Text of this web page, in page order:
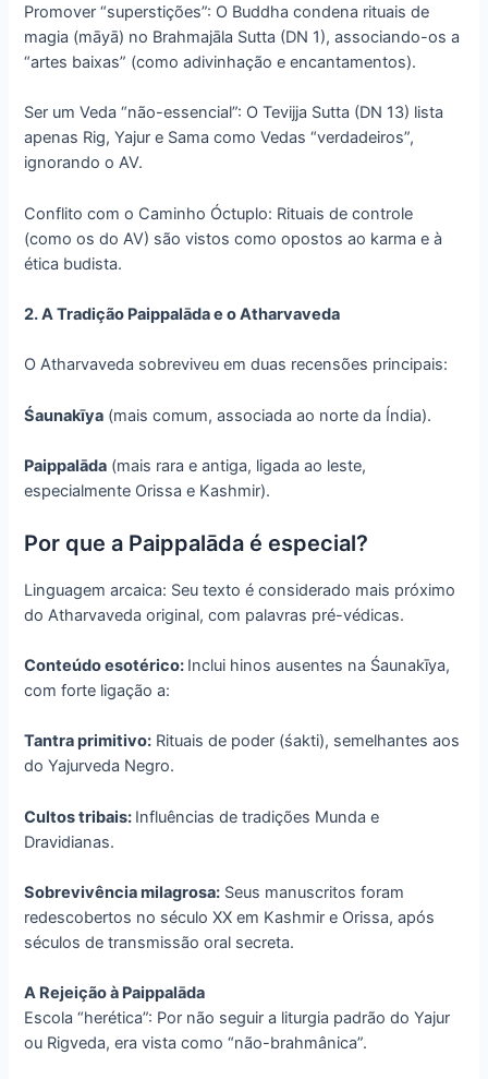
Promover “superstições”: O Buddha condena rituais de
magia (māyā) no Brahmajāla Sutta (DN 1), associando-os a
“artes baixas” (como adivinhação e encantamentos).
Ser um Veda “não-essencial”: O Tevijja Sutta (DN 13) lista
apenas Rig, Yajur e Sama como Vedas “verdadeiros”,
ignorando o AV.
Conflito com o Caminho Óctuplo: Rituais de controle
(como os do AV) são vistos como opostos ao karma e à
ética budista.
2. A Tradição Paippalāda e o Atharvaveda
O Atharvaveda sobreviveu em duas recensões principais:
Śaunakīya (mais comum, associada ao norte da Índia).
Paippalāda (mais rara e antiga, ligada ao leste,
especialmente Orissa e Kashmir).
Por que a Paippalāda é especial?
Linguagem arcaica: Seu texto é considerado mais próximo
do Atharvaveda original, com palavras pré-védicas.
Conteúdo esotérico: Inclui hinos ausentes na Śaunakīya,
com forte ligação a:
Tantra primitivo: Rituais de poder (śakti), semelhantes aos
do Yajurveda Negro.
Cultos tribais: Influências de tradições Munda e
Dravidianas.
Sobrevivência milagrosa: Seus manuscritos foram
redescobertos no século XX em Kashmir e Orissa, após
séculos de transmissão oral secreta.
A Rejeição à Paippalāda
Escola “herética”: Por não seguir a liturgia padrão do Yajur
ou Rigveda, era vista como “não-brahmânica”.